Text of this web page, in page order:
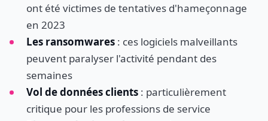
ont été victimes de tentatives d'hameçonnage
en 2023
Les ransomwares : ces logiciels malveillants
peuvent paralyser l'activité pendant des
semaines
Vol de données clients : particulièrement
critique pour les professions de service